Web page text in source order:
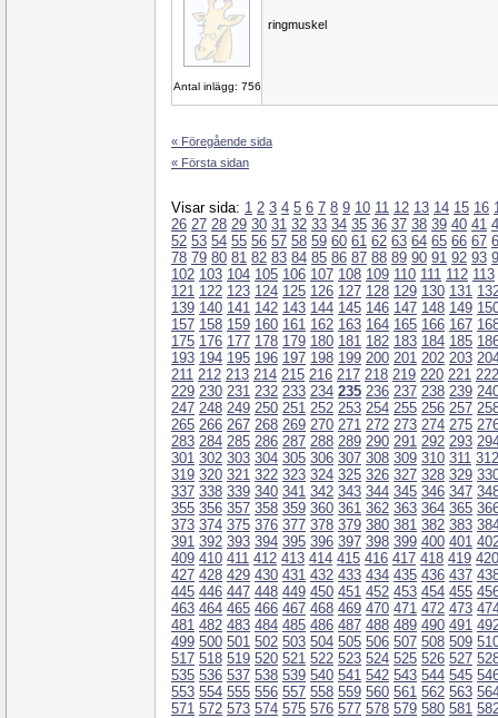
Antal inlägg: 756
ringmuskel
« Föregående sida
« Första sidan
Visar sida: 1 2 3 4 5 6 7 8 9 10 11 12 13 14 15 16
26 27 28 29 30 31 32 33 34 35 36 37 38 39 40 41
52 53 54 55 56 57 58 59 60 61 62 63 64 65 66 67
78 79 80 81 82 83 84 85 86 87 88 89 90 91 92 93
102 103 104 105 106 107 108 109 110 111 112 113
121 122 123 124 125 126 127 128 129 130 131
139 140 141 142 143 144 145 146 147 148 149
157 158 159 160 161 162 163 164 165 166 167
175 176 177 178 179 180 181 182 183 184 185
193 194 195 196 197 198 199 200 201 202 203
211 212 213 214 215 216 217 218 219 220 221 222
229 230 231 232 233 234 235 236 237 238 239
247 248 249 250 251 252 253 254 255 256 257
265 266 267 268 269 270 271 272 273 274 275
283 284 285 286 287 288 289 290 291 292 293
301 302 303 304 305 306 307 308 309 310 311 312
319 320 321 322 323 324 325 326 327 328 329
337 338 339 340 341 342 343 344 345 346 347
355 356 357 358 359 360 361 362 363 364 365
373 374 375 376 377 378 379 380 381 382 383
391 392 393 394 395 396 397 398 399 400 401
409 410 411 412 413 414 415 416 417 418 419 420
427 428 429 430 431 432 433 434 435 436 437
445 446 447 448 449 450 451 452 453 454 455
463 464 465 466 467 468 469 470 471 472 473
481 482 483 484 485 486 487 488 489 490 491
499 500 501 502 503 504 505 506 507 508 509
517 518 519 520 521 522 523 524 525 526 527
535 536 537 538 539 540 541 542 543 544 545
553 554 555 556 557 558 559 560 561 562 563
571 572 573 574 575 576 577 578 579 580 581